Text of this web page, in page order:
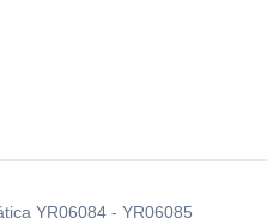
YR06084 - YR06085